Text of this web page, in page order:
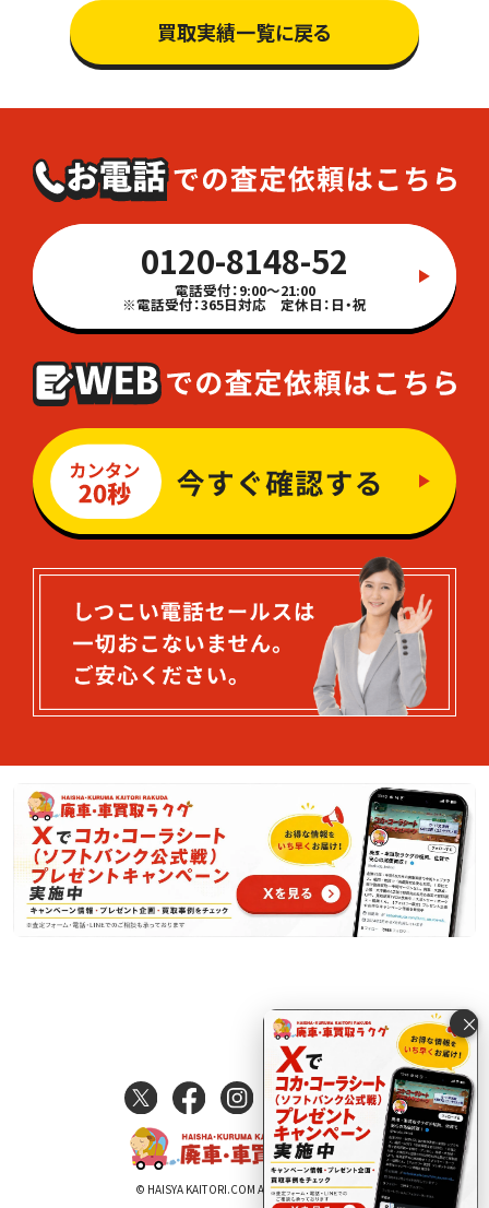
買取実績一覧に戻る
0120-8148-52
電話受付：9:00～21:00
※電話受付：365日対応 定休日：日・祝
×
© HAISYA KAITORI.COM All Rights Reserved.